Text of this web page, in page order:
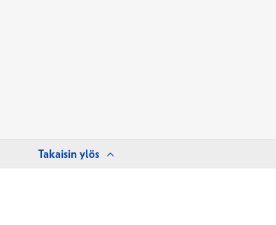
Takaisin ylös